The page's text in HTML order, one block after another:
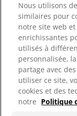
ABONNEZ-VOUS
NOUS
FR (FR)
https://
Nous utilisons
similaires pour
notre site web
enrichissantes
utilisés à
personnalisée,
partage avec
utiliser ce site,
cookies et des
notre Politique